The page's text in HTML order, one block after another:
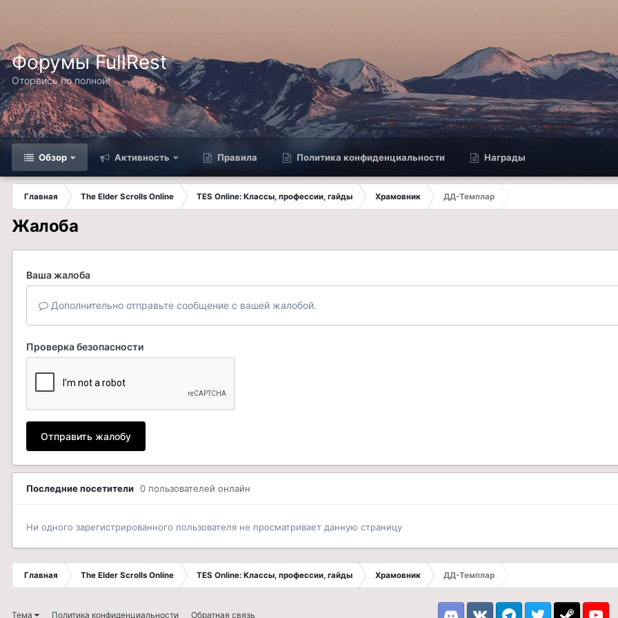
Форумы FullRest
Оторвись по полной!
Обзор Активность Правила Политика конфиденциальности Награды
Главная The Elder Scrolls Online TES Online: Классы, профессии, гайды Храмовник
ДД-Темплар
Жалоба
Ваша жалоба
Дополнительно отправьте сообщение с вашей жалобой.
Проверка безопасности
Отправить жалобу
Последние посетители 0 пользователей онлайн
Ни одного зарегистрированного пользователя не просматривает данную страницу
Главная The Elder Scrolls Online TES Online: Классы, профессии, гайды Храмовник ДД-Темплар
Тема Политика конфиденциальности Обратная связь